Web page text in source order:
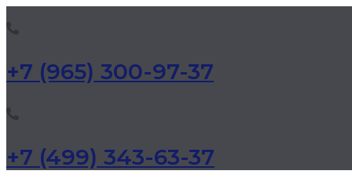
+7 (965) 300-97-37
+7 (499) 343-63-37